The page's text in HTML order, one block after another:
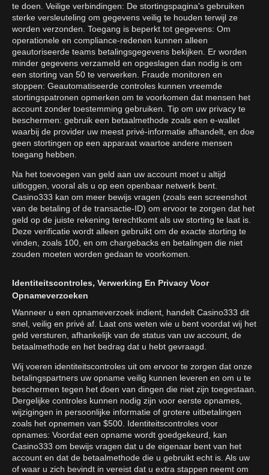
te doen. Veilige verbindingen: De stortingspagina's gebruiken
sterke versleuteling om gegevens veilig te houden terwijl ze
worden verzonden. Toegang is beperkt tot gegevens: Om
operationele en compliance-redenen kunnen alleen
geautoriseerde teams betalingsgegevens bekijken. Er worden
minder gegevens verzameld en opgeslagen dan nodig is om
een storting van 50 te verwerken. Fraude monitoren en
stoppen: Geautomatiseerde controles kunnen vreemde
stortingspatronen opmerken om te voorkomen dat mensen het
account zonder toestemming gebruiken. Tip om uw privacy te
beschermen: gebruik een betaalmethode zoals een e-wallet
waarbij de provider uw meest privé-informatie afhandelt, en doe
geen stortingen op een apparaat waartoe andere mensen
toegang hebben.
Na het toevoegen van geld aan uw account moet u altijd
uitloggen, vooral als u op een openbaar netwerk bent.
Casino333 kan om meer bewijs vragen (zoals een screenshot
van de betaling of de transactie-ID) om ervoor te zorgen dat het
geld op de juiste rekening terechtkomt als uw storting te laat is.
Deze verificatie wordt alleen gebruikt om de exacte storting te
vinden, zoals 100, en om chargebacks en betalingen die niet
zouden moeten worden gedaan te voorkomen.
Identiteitscontroles, Verwerking En Privacy Voor
Opnameverzoeken
Wanneer u een opnameverzoek indient, handelt Casino333 dit
snel, veilig en privé af. Laat ons weten wie u bent voordat wij het
geld versturen, afhankelijk van de status van uw account, de
betaalmethode en het bedrag dat u hebt gevraagd.
Wij voeren identiteitscontroles uit om ervoor te zorgen dat onze
betalingspartners uw opname veilig kunnen leveren en om u te
beschermen tegen het doen van dingen die niet zijn toegestaan.
Dergelijke controles kunnen nodig zijn voor eerste opnames,
wijzigingen in persoonlijke informatie of grotere uitbetalingen
zoals het opnemen van $500. Identiteitscontroles voor
opnames: Voordat een opname wordt goedgekeurd, kan
Casino333 om bewijs vragen dat u de eigenaar bent van het
account en dat de betaalmethode die u gebruikt echt is. Als uw
of waar u zich bevindt in vereist dat u extra stappen neemt om